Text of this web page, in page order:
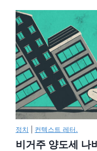
정치 컨텍스트 레터.
비거주 양도세 나